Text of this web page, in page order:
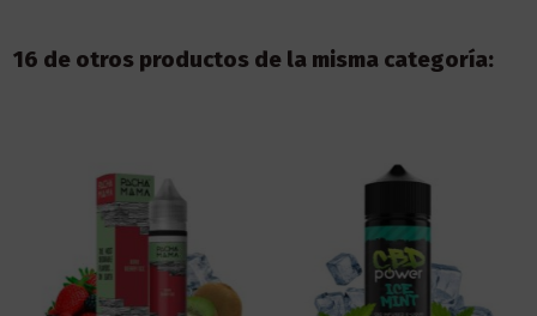
16 de otros productos de la misma categoría: